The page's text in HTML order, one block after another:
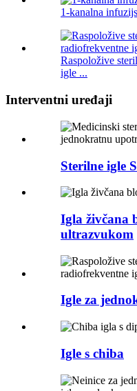
1-kanalna
Raspoložive
igle ...
Interventni uređaji
Sterilne igle
Igla živčana
ultrazvukom
Igle za
Igle s chiba